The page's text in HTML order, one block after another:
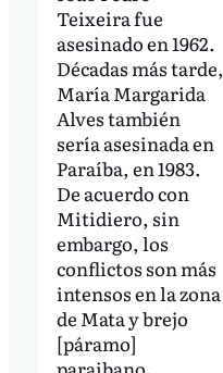
Teixeira fue
asesinado en 1962.
Décadas más tarde,
María Margarida
Alves también
sería asesinada en
Paraíba, en 1983.
De acuerdo con
Mitidiero, sin
embargo, los
conflictos son más
intensos en la zona
de Mata y brejo
[páramo]